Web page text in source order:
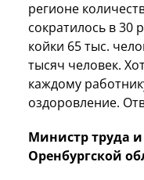
регионе
сократилось в 30
койки 65 тыс.
тысяч человек.
каждому
оздоровление.
Министр труда и
Оренбургской